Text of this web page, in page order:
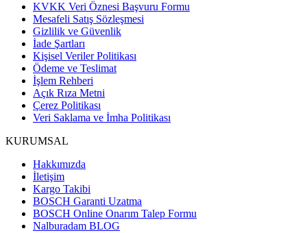
KVKK Veri Öznesi Başvuru Formu
Mesafeli Satış Sözleşmesi
Gizlilik ve Güvenlik
İade Şartları
Kişisel Veriler Politikası
Ödeme ve Teslimat
İşlem Rehberi
Açık Rıza Metni
Çerez Politikası
Veri Saklama ve İmha Politikası
KURUMSAL
Hakkımızda
İletişim
Kargo Takibi
BOSCH Garanti Uzatma
BOSCH Online Onarım Talep Formu
Nalburadam BLOG